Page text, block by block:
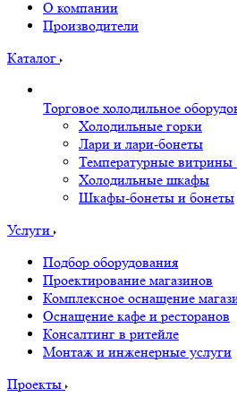
О компании
Производители
Каталог
Торговое холодильное
Холодильные горки
Лари и лари-бонеты
Температурные витрины
Холодильные шкафы
Шкафы-бонеты и бонеты
Услуги
Подбор оборудования
Проектирование магазинов
Комплексное оснащение
Оснащение кафе и ресторанов
Консалтинг в ритейле
Монтаж и инженерные услуги
Проекты